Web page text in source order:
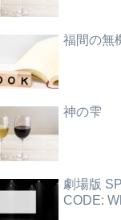
福間の無
神の雫
劇場版
CODE: